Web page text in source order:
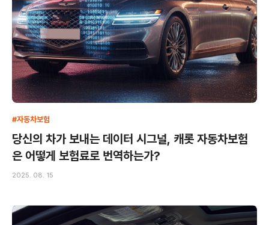
#자동차보험
당신의 차가 보내는 데이터 시그널, 캐롯 자동차보험
은 어떻게 보험료로 번역하는가?
2025. 08. 15